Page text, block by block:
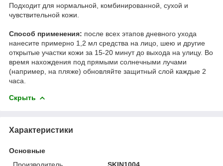
Подходит для нормальной, комбинированной, сухой и
чувствительной кожи.
Способ применения: после всех этапов дневного ухода
нанесите примерно 1,2 мл средства на лицо, шею и другие
открытые участки кожи за 15-20 минут до выхода на улицу. Во
время нахождения под прямыми солнечными лучами
(например, на пляже) обновляйте защитный слой каждые 2
часа.
Скрыть
Характеристики
Основные
Производитель
SKIN1004